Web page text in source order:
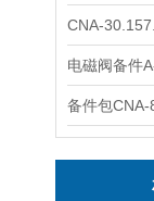
电磁阀备件
备件包